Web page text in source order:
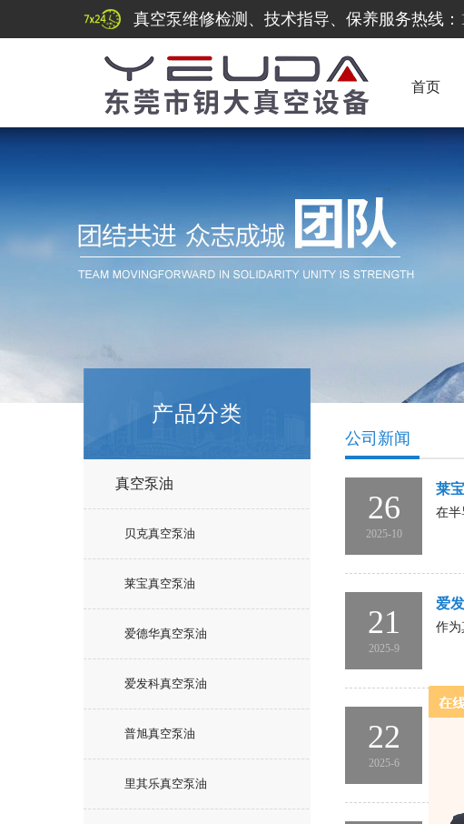
真空泵维修检测、技术指导、保养服务热线：
首页
产品分类
真空泵油
贝克真空泵油
莱宝真空泵油
爱德华真空泵油
爱发科真空泵油
普旭真空泵油
里其乐真空泵油
公司新闻
26
2025-10
莱
在半
21
2025-9
爱
作为
22
2025-6